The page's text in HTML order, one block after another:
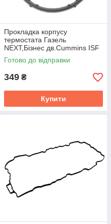
Прокладка корпусу
термостата Газель
NEXT,Бізнес дв.Cummins ISF
2.8 (покупн.ГАЗ)
Готово до відправки
349 ₴
Купити